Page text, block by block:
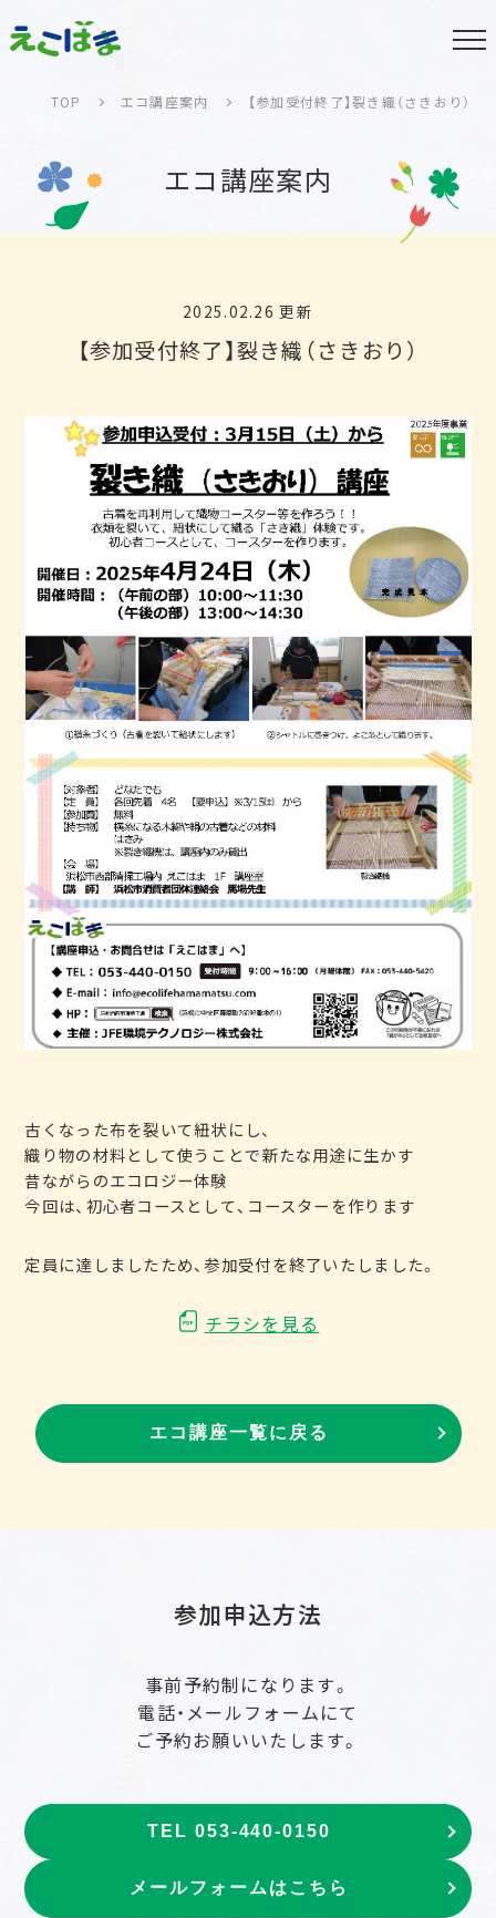
TOP エコ講座案内 【参加受付終了】裂き織（さきおり）
エコ講座案内
2025.02.26 更新
【参加受付終了】裂き織（さきおり）
古くなった布を裂いて紐状にし、
織り物の材料として使うことで新たな用途に生かす
昔ながらのエコロジー体験
今回は、初心者コースとして、コースターを作ります
定員に達しましたため、参加受付を終了いたしました。
チラシを見る
エコ講座一覧に戻る
参加申込方法
事前予約制になります。
電話・メールフォームにて
ご予約お願いいたします。
TEL 053-440-0150
メールフォームはこちら